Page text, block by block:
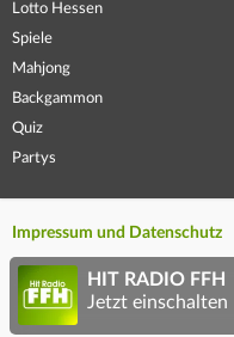
Lotto Hessen
Spiele
Mahjong
Backgammon
Quiz
Partys
Impressum und Datenschutz
HIT RADIO FFH
Jetzt einschalten